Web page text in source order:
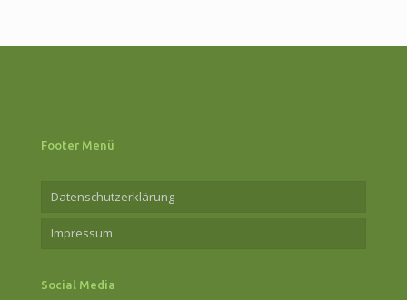
Footer Menü
Datenschutzerklärung
Impressum
Social Media